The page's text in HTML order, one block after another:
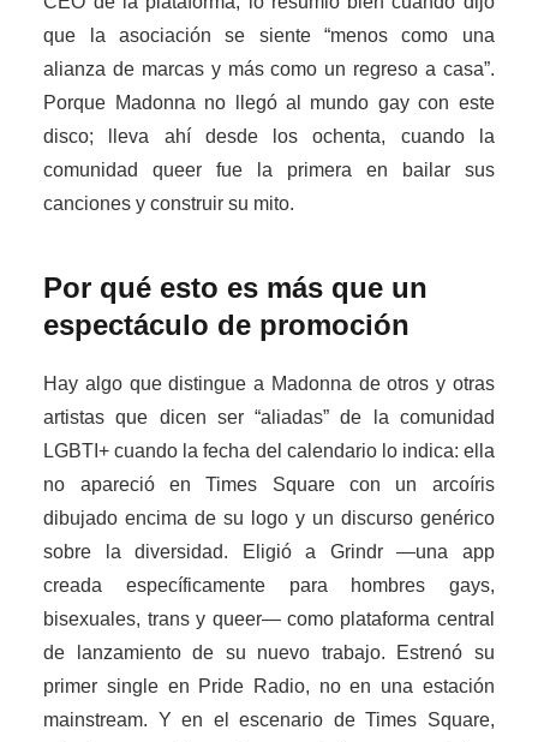
que la asociación se siente “menos como una
alianza de marcas y más como un regreso a casa”.
Porque Madonna no llegó al mundo gay con este
disco; lleva ahí desde los ochenta, cuando la
comunidad queer fue la primera en bailar sus
canciones y construir su mito.
Por qué esto es más que un
espectáculo de promoción
Hay algo que distingue a Madonna de otros y otras
artistas que dicen ser “aliadas” de la comunidad
LGBTI+ cuando la fecha del calendario lo indica: ella
no apareció en Times Square con un arcoíris
dibujado encima de su logo y un discurso genérico
sobre la diversidad. Eligió a Grindr —una app
creada específicamente para hombres gays,
bisexuales, trans y queer— como plataforma central
de lanzamiento de su nuevo trabajo. Estrenó su
primer single en Pride Radio, no en una estación
mainstream. Y en el escenario de Times Square,